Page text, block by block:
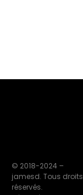
© 2018-2024 –
jamesd. Tous droits
réservés.